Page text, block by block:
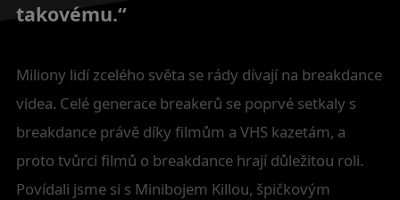
takovému.“
Miliony lidí zcelého světa se rády dívají na breakdance
videa. Celé generace breakerů se poprvé setkaly s
breakdance právě díky filmům a VHS kazetám, a
proto tvůrci filmů o breakdance hrají důležitou roli.
Povídali jsme si s Minibojem Killou, špičkovým